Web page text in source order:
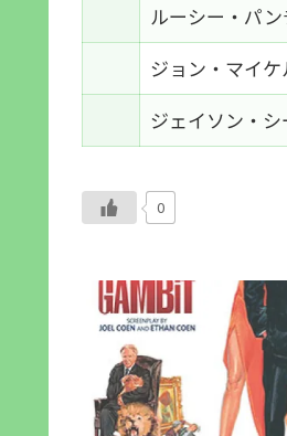
ルーシー・パン
ジョン・マイ
ジェイソン・シ
0